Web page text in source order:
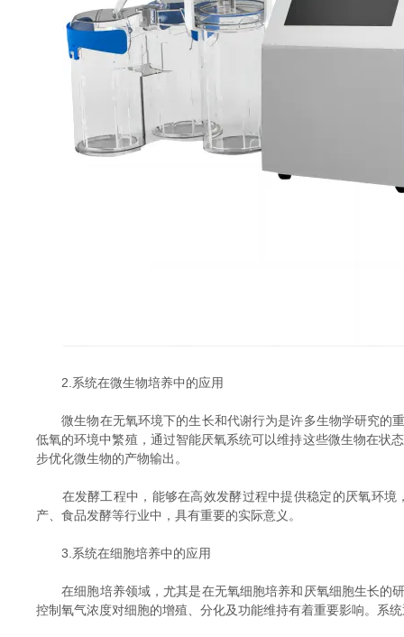
2.系统在微生物培养中的应用
微生物在无氧环境下的生长和代谢行为是许多生物学研究的重
低氧的环境中繁殖，通过智能厌氧系统可以维持这些微生物在状
步优化微生物的产物输出。
在发酵工程中，能够在高效发酵过程中提供稳定的厌氧环境
产、食品发酵等行业中，具有重要的实际意义。
3.系统在细胞培养中的应用
在细胞培养领域，尤其是在无氧细胞培养和厌氧细胞生长的研
控制氧气浓度对细胞的增殖、分化及功能维持有着重要影响。系